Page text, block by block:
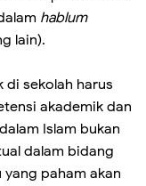
hablum
lain).
di sekolah harus
akademik dan
Islam bukan
dalam bidang
paham akan